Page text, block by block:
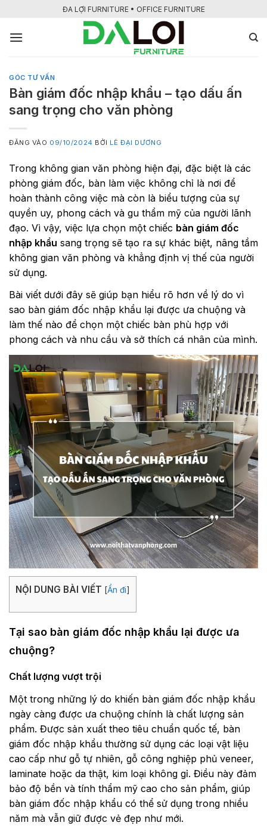
nội
ĐA LỢI FURNITURE • OFFICE FURNITURE
GÓC TƯ VẤN
Bàn giám đốc nhập khẩu – tạo dấu ấn
sang trọng cho văn phòng
ĐĂNG VÀO 09/10/2024 BỞI LÊ ĐẠI DƯƠNG
Trong không gian văn phòng hiện đại, đặc biệt là các
phòng giám đốc, bàn làm việc không chỉ là nơi để
hoàn thành công việc mà còn là biểu tượng của sự
quyền uy, phong cách và gu thẩm mỹ của người lãnh
đạo. Vì vậy, việc lựa chọn một chiếc bàn giám đốc
nhập khẩu sang trọng sẽ tạo ra sự khác biệt, nâng tầm
không gian văn phòng và khẳng định vị thế của người
sử dụng.
Bài viết dưới đây sẽ giúp bạn hiểu rõ hơn về lý do vì
sao bàn giám đốc nhập khẩu lại được ưa chuộng và
làm thế nào để chọn một chiếc bàn phù hợp với
phong cách và nhu cầu và sở thích cá nhân của mình.
NỘI DUNG BÀI VIẾT [Ẩn đi]
Tại sao bàn giám đốc nhập khẩu lại được ưa
chuộng?
Chất lượng vượt trội
Một trong những lý do khiến bàn giám đốc nhập khẩu
ngày càng được ưa chuộng chính là chất lượng sản
phẩm. Được sản xuất theo tiêu chuẩn quốc tế, bàn
giám đốc nhập khẩu thường sử dụng các loại vật liệu
cao cấp như gỗ tự nhiên, gỗ công nghiệp phủ veneer,
laminate hoặc da thật, kim loại không gỉ. Điều này đảm
bảo độ bền và tính thẩm mỹ cao cho sản phẩm, giúp
bàn giám đốc nhập khẩu có thể sử dụng trong nhiều
năm mà vẫn giữ được vẻ đẹp như mới.